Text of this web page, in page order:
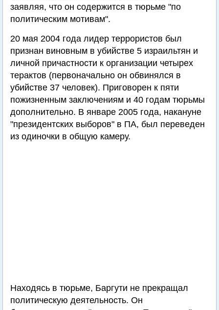
заявляя, что он содержится в тюрьме "по
политическим мотивам".
20 мая 2004 года лидер террористов был
признан виновным в убийстве 5 израильтян и
личной причастности к организации четырех
терактов (первоначально он обвинялся в
убийстве 37 человек). Приговорен к пяти
пожизненным заключениям и 40 годам тюрьмы
дополнительно. В январе 2005 года, накануне
"президентских выборов" в ПА, был переведен
из одиночки в общую камеру.
Находясь в тюрьме, Баргути не прекращал
политическую деятельность. Он